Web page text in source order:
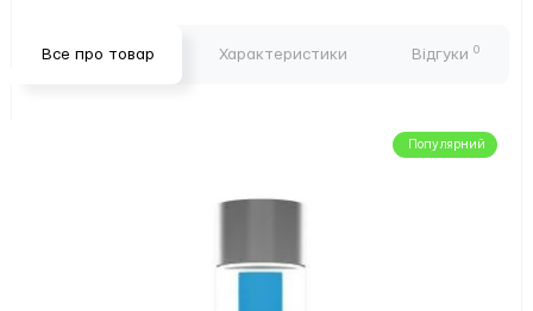
Все про товар Характеристики Відгуки 0
Популярний